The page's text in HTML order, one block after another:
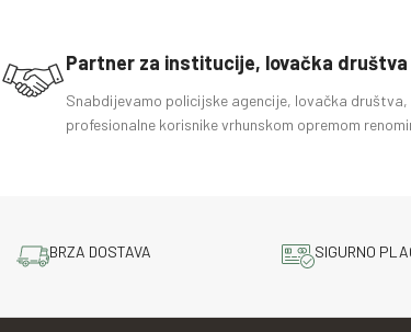
Partner za institucije, lovačka
Snabdijevamo policijske agencije, lovačka
profesionalne korisnike vrhunskom opremom
BRZA DOSTAVA SIGURNO